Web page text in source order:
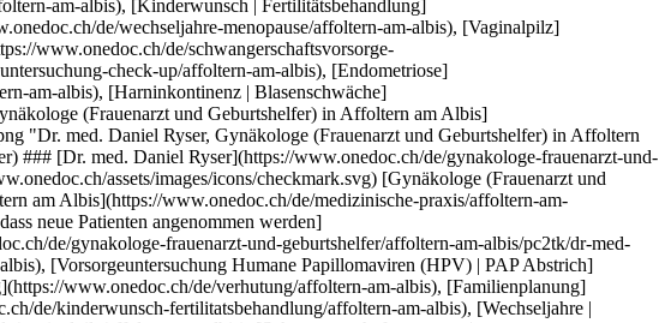
pc2tk/dr-med-daniel-ryser) Expertisen:[Schwangerschaftsultraschall](https://www.onedoc.ch/de/schwangerschaftsultraschall/affoltern-am-albis), [Vorsorgeuntersuchung Humane Papillomaviren (HPV) | PAP Abstrich](https://www.onedoc.ch/de/vorsorgeuntersuchung-humane-papillomaviren-hpv-pap-abstrich/affoltern-am-albis), [Verhütung](https://www.onedoc.ch/de/verhutung/affoltern-am-albis), [Familienplanung](https://www.onedoc.ch/de/familienplanung/affoltern-am-albis), [Kinderwunsch | Fertilitätsbehandlung](https://www.onedoc.ch/de/kinderwunsch-fertilitatsbehandlung/affoltern-am-albis), [Wechseljahre | Menopause](https://www.onedoc.ch/de/wechseljahre-menopause/affoltern-am-albis), [Vaginalpilz](https://www.onedoc.ch/de/vaginalpilz/affoltern-am-albis), [Schwangerschaftsvorsorge | Schwangerschaftsuntersuchung](https://www.onedoc.ch/de/schwangerschaftsvorsorge-schwangerschaftsuntersuchung/affoltern-am-albis), [Vorsorgeuntersuchung | Check up](https://www.onedoc.ch/de/vorsorgeuntersuchung-check-up/affoltern-am-albis), [Endometriose](https://www.onedoc.ch/de/endometriose/affoltern-am-albis), [Impfberatung](https://www.onedoc.ch/de/impfberatung/affoltern-am-albis), [Harninkontinenz | Blasenschwäche](https://www.onedoc.ch/de/harninkontinenz-blasenschwache/affoltern-am-albis)Mehr anzeigen Expertisen:[Schwangerschaftsultraschall](https://www.onedoc.ch/de/schwangerschaftsultraschall/affoltern-am-albis), [Vorsorgeuntersuchung Humane Papillomaviren (HPV) | PAP Abstrich](https://www.onedoc.ch/de/vorsorgeuntersuchung-humane-papillomaviren-hpv-pap-abstrich/affoltern-am-albis), [Verhütung](https://www.onedoc.ch/de/verhutung/affoltern-am-albis), [Familienplanung](https://www.onedoc.ch/de/familienplanung/affoltern-am-albis), [Kinderwunsch | Fertilitätsbehandlung](https://www.onedoc.ch/de/kinderwunsch-fertilitatsbehandlung/affoltern-am-albis), [Wechseljahre | Menopause](https://www.onedoc.ch/de/wechseljahre-menopause/affoltern-am-albis), [Vaginalpilz](https://www.onedoc.ch/de/vaginalpilz/affoltern-am-albis), [Schwangerschaftsvorsorge | Schwangerschaftsuntersuchung](https://www.onedoc.ch/de/schwangerschaftsvorsorge-schwangerschaftsuntersuchung/affoltern-am-albis), [Vorsorgeuntersuchung | Check up](https://www.onedoc.ch/de/vorsorgeuntersuchung-check-up/affoltern-am-albis), [Endometriose](https://www.onedoc.ch/de/endometriose/affoltern-am-albis), [Impfberatung](https://www.onedoc.ch/de/impfberatung/affoltern-am-albis), [Harninkontinenz | Blasenschwäche](https://www.onedoc.ch/de/harninkontinenz-blasenschwache/affoltern-am-albis)Mehr anzeigen [![Dr. med. Remy Zimmermann, Gynäkologe (Frauenarzt und Geburtshelfer) in Hitzkirch](https://assets.onedoc.ch/images/users/0e28371435d9932a1902ca4f5f46992fedb4d35e171a3fe6f03e7d14e09b1620-small.jpg "Dr. med. Remy Zimmermann, Gynäkologe (Frauenarzt und Geburtshelfer) in Hitzkirch")](https://www.onedoc.ch/de/gynakologe-frauenarzt-und-geburtshelfer/hitzkirch/pc0s5/dr-med-remy-zimmermann) ### [Dr. med. Remy Zimmermann](https://www.onedoc.ch/de/gynakologe-frauenarzt-und-geburtshelfer/hitzkirch/pc0s5/dr-med-remy-zimmermann) ![Abzeichen, das ein verifiziertes Profil kennzeichnet](https://www.onedoc.ch/assets/images/icons/checkmark.svg) [Gynäkologe (Frauenarzt und Geburtshelfer)](https://www.onedoc.ch/de/gynakologe-frauenarzt-und-geburtshelfer/hitzkirch) [Lindenbergpraxis Hitzkirch](https://www.onedoc.ch/de/medizinische-praxis/hitzkirch/ebd6w/lindenbergpraxis-hitzkirch) Bahnhofstrasse 12D 6285 Hitzkirch ![Patient mit Minuszeichen, der anzeigt, dass keine neuen Patienten angenommen werden](https://www.onedoc.ch/assets/images/icons/no-new-patients.svg)Akzeptiert keine neuen Patienten [Termin buchen](https://www.onedoc.ch/de/gynakologe-frauenarzt-und-geburtshelfer/hitzkirch/pc0s5/dr-med-remy-zimmermann) Expertisen:[Schwangerschaftsultraschall](https://www.onedoc.ch/de/schwangerschaftsultraschall/hitzkirch), [Vorsorgeuntersuchung | Check up](https://www.onedoc.ch/de/vorsorgeuntersuchung-check-up/hitzkirch), [Verhütung](https://www.onedoc.ch/de/verhutung/hitzkirch), [Sexuell übertragbare Krankheiten | Sexuell übertragbare Infektionen (STD/STI)](https://www.onedoc.ch/de/sexuell-ubertragbare-krankheiten-sexuell-ubertragbare-infektionen-std-sti/hitzkirch), [Vaginalpilz](https://www.onedoc.ch/de/vaginalpilz/hitzkirch)Mehr anzeigen Expertisen:[Schwangerschaftsultraschall](https://www.onedoc.ch/de/schwangerschaftsultraschall/hitzkirch), [Vorsorgeuntersuchung | Check up](https://www.onedoc.ch/de/vorsorgeuntersuchung-check-up/hitzkirch), [Verhütung](https://www.onedoc.ch/de/verhutung/hitzkirch), [Sexuell übertragbare Krankheiten | Sexuell übertragbare Infektionen (STD/STI)](https://www.onedoc.ch/de/sexuell-ubertragbare-krankheiten-sexuell-ubertragbare-infektionen-std-sti/hitzkirch), [Vaginalpilz](https://www.onedoc.ch/de/vaginalpilz/hitzkirch)Mehr anzeigen [![Dr. med. Tillmann Ihrig, Gynäkologe (Frauenarzt und Geburtshelfer) in Berikon](https://assets.onedoc.ch/images/users/8a9bf00959b4374052da907741e549d4b670a5ad3ac068dd23c02e9db1edf76d-small.jpg "Dr. med. Tillmann Ihrig, Gynäkologe (Frauenarzt und Geburtshelfer) in Berikon")](https://www.onedoc.ch/de/gynakologe-frauenarzt-und-geburtshelfer/berikon/pc1pu/dr-med-tillmann-ihrig) ### [Dr. med. Tillmann Ihrig](https://www.onedoc.ch/de/gynakologe-frauenarzt-und-geburtshelfer/berikon/pc1pu/dr-med-tillmann-ihrig) ![Abzeichen, das ein verifiziertes Profil kennzeichnet](https://www.onedoc.ch/assets/images/icons/checkmark.svg) [Gynäkologe (Frauenarzt und Geburtshelfer)](https://www.onedoc.ch/de/gynakologe-frauenarzt-und-geburtshelfer/berikon) [Doktorzentrum Mutschellen](https://www.onedoc.ch/de/medizinisches-zentrum/berikon/eqt5/doktorzentrum-mutschellen) Corneliastrasse 6 8965 Berikon ![Patient mit Pluszeichen, der anzeigt, dass neue Patienten angenommen werden](https://www.onedoc.ch/assets/images/icons/new-patients.svg)Akzeptiert neue Patienten [Termin buchen](https://www.onedoc.ch/de/gynakologe-frauenarzt-und-geburtshelfer/berikon/pc1pu/dr-med-tillmann-ihrig) Expertisen:[Schwangerschaftsultraschall](https://www.onedoc.ch/de/schwangerschaftsultraschall/berikon), [Vorsorgeuntersuchung | Check up](https://www.onedoc.ch/de/vorsorgeuntersuchung-check-up/berikon), [Spirale | Spiraleinlage | Intrauterinpessar (IUP)](https://www.onedoc.ch/de/spirale-spiraleinlage-intrauterinpessar-iup/berikon), [Endometriose](https://www.onedoc.ch/de/endometriose/berikon), [Beckenbodenrehabilitation | Postpartale Rehabilitation | Urogenitale Rehabilitation](https://www.onedoc.ch/de/beckenbodenrehabilitation-postpartale-rehabilitation-urogenitale-rehabilitation/berikon), [Schwangerschaftsvorsorge | Schwangerschaftsuntersuchung](https://www.onedoc.ch/de/schwangerschaftsvorsorge-schwangerschaftsuntersuchung/berikon), [Familienplanung](https://www.onedoc.ch/de/familienplanung/berikon), [Hormonanalyse](https://www.onedoc.ch/de/hormonanalyse/berikon), [Vorsorgeuntersuchung Brustkrebs](https://www.onedoc.ch/de/vorsorgeuntersuchung-brustkrebs/berikon), [Verhütung](https://www.onedoc.ch/de/verhutung/berikon), [Geburtsvorbereitung](https://www.onedoc.ch/de/geburtsvorbereitung/berikon)Mehr anzeigen Expertisen:[Schwangerschaftsultraschall](https://www.onedoc.ch/de/schwangerschaftsultraschall/berikon), [Vorsorgeuntersuchung | Check up](https://www.onedoc.ch/de/vorsorgeuntersuchung-check-up/berikon), [Spirale | Spiraleinlage | Intrauterinpessar (IUP)](https://www.onedoc.ch/de/spirale-spiraleinlage-intrauterinpessar-iup/berikon), [Endometriose](https://www.onedoc.ch/de/endometriose/berikon), [Beckenbodenrehabilitation | Postpartale Rehabilitation | Urogenitale Rehabilitation](https://www.onedoc.ch/de/beckenbodenrehabilitation-postpartale-rehabilitation-urogenitale-rehabilitation/berikon), [Schwangerschaftsvorsorge | Schwangerschaftsuntersuchung](https://www.onedoc.ch/de/schwangerschaftsvorsorge-schwangerschaftsuntersuchung/berikon), [Familienplanung](https://www.onedoc.ch/de/familienplanung/berikon), [Hormonanalyse](https://www.onedoc.ch/de/hormonanalyse/berikon), [Vorsorgeuntersuchung Brustkrebs](https://www.onedoc.ch/de/vorsorgeuntersuchung-brustkrebs/berikon), [Verhütung](https://www.onedoc.ch/de/verhutung/berikon), [Geburtsvorbereitung](https://www.onedoc.ch/de/geburtsvorbereitung/berikon)Mehr anzeigen [![Dr. med. Sandra Bloch, Gynäkologin (Frauenärztin und Geburtshelferin) in Zürich](https://assets.onedoc.ch/images/users/eaf940d647f953687150485f218db184ecb3647d7ce4a6ce2bd4649321965130-small.png "Dr. med. Sandra Bloch, Gynäkologin (Frauenärztin und Geburtshelferin) in Zürich")](https://www.onedoc.ch/de/gynakologin-frauenarztin-und-geburtshelferin/zurich/pcaq2/dr-med-sandra-bloch) ### [Dr. med. Sandra Bloch](https://www.onedoc.ch/de/gynakologin-frauenarztin-und-geburtshelferin/zurich/pcaq2/dr-med-sandra-bloch) ![Abzeichen, das ein verifiziertes Profil kennzeichnet](https://www.onedoc.ch/assets/images/icons/checkmark.svg) [Gynäkologin (Frauenärztin und Geburtshelferin)](https://www.onedoc.ch/de/gynakologe-frauenarzt-und-geburtshelfer/zurich) [Praxis Sihlbogen](https://www.onedoc.ch/de/gruppenpraxis/zurich/e3on/praxis-sihlbogen) Leimbachstrasse 23 8041 Zürich ![Patient mit Pluszeichen, der anzeigt, dass neue Patienten angenommen werden](https://www.onedoc.ch/assets/images/icons/new-patients.svg)Akzeptiert neue Patienten [Termin buchen](https://www.onedoc.ch/de/gynakologin-frauenarztin-und-geburtshelferin/zurich/pcaq2/dr-med-sandra-bloch) Expertisen:[Schwangerschaftsultraschall](https://www.onedoc.ch/de/schwangerschaftsultraschall/zurich), [Verhütung](https://www.onedoc.ch/de/verhutung/zurich), [Schwangerschaftsvorsorge | Schwangerschaftsuntersuchung](https://www.onedoc.ch/de/schwangerschaftsvorsorge-schwangerschaftsuntersuchung/zurich), [Vorsorgeuntersuchung Humane Papillomaviren (HPV) | PAP Abstrich](https://www.onedoc.ch/de/vorsorgeuntersuchung-humane-papillomaviren-hpv-pap-abstrich/zurich), [Gestationsdiabetes | Schwangerschaftsdiabetes](https://www.onedoc.ch/de/gestationsdiabetes-